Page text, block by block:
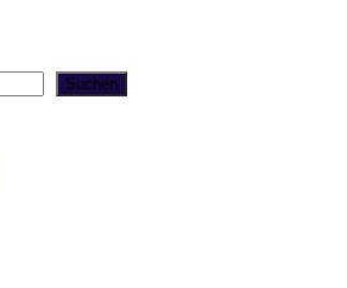
Suchen